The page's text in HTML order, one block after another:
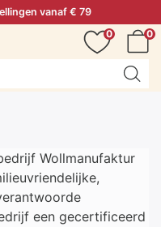
vanaf € 79
0
0
Wollmanufaktur
een gecertificeerd